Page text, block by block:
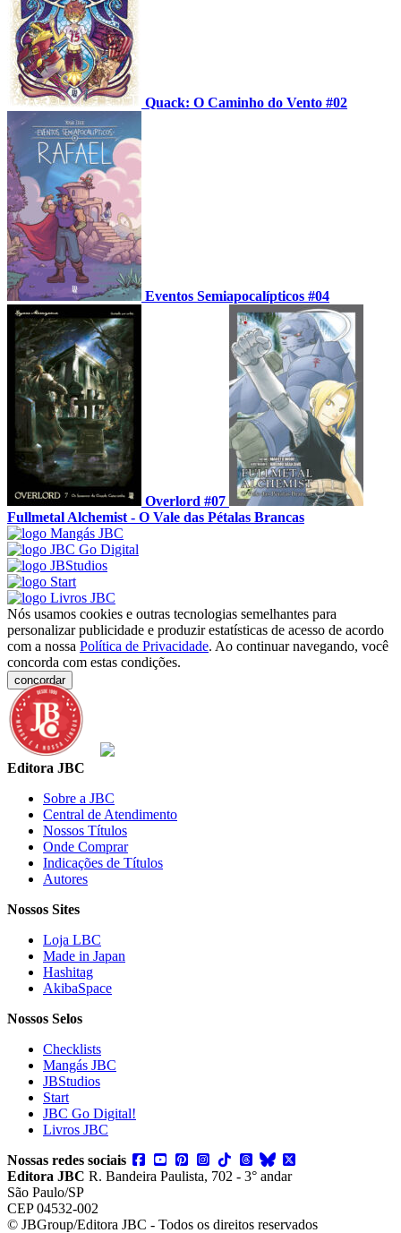
Quack: O Caminho do Vento #02
Eventos Semiapocalípticos #04
Overlord #07
Fullmetal Alchemist - O Vale das Pétalas Brancas
Nós usamos cookies e outras tecnologias semelhantes para
personalizar publicidade e produzir estatísticas de acesso de acordo
com a nossa Política de Privacidade. Ao continuar navegando, você
concorda com estas condições.
concordar
Editora JBC
Sobre a JBC
Central de Atendimento
Nossos Títulos
Onde Comprar
Indicações de Títulos
Autores
Nossos Sites
Loja LBC
Made in Japan
Hashitag
AkibaSpace
Nossos Selos
Checklists
Mangás JBC
JBStudios
Start
JBC Go Digital!
Livros JBC
Nossas redes sociais
Editora JBC R. Bandeira Paulista, 702 - 3° andar
São Paulo/SP
CEP 04532-002
© JBGroup/Editora JBC - Todos os direitos reservados